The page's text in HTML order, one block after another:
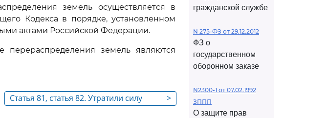
земель осуществляется в
Кодекса в порядке, установленном
актами Российской Федерации.
земель являются
>
Статья 81, статья 82. Утратили силу
гражданской службе
N 275-ФЗ от 29.12.2012
ФЗ о
государственном
оборонном заказе
N2300-1 от 07.02.1992
ЗППП
О защите прав